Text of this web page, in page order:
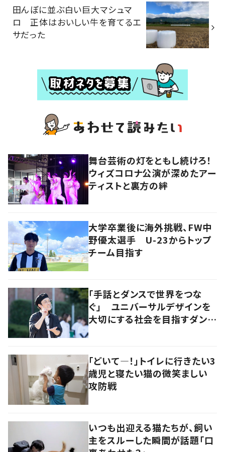
田んぼに並ぶ白い巨大マシュマ
ロ 正体はおいしい牛を育てるエ
サだった
舞台芸術の灯をともし続けろ！
ウィズコロナ公演が深めたアー
ティストと裏方の絆
大学卒業後に海外挑戦、FW中
野優太選手 U-23からトップ
チーム目指す
「手話とダンスで世界をつな
ぐ」 ユニバーサルデザインを
大切にする社会を目指すダンサ
「どいて―！」トイレに行きたい3
歳児と寝たい猫の微笑ましい
攻防戦
いつも出迎える猫たちが、飼い
主をスルーした瞬間が話題「口